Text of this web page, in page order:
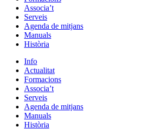
Associa’t
Serveis
Agenda de mitjans
Manuals
Història
Info
Actualitat
Formacions
Associa’t
Serveis
Agenda de mitjans
Manuals
Història